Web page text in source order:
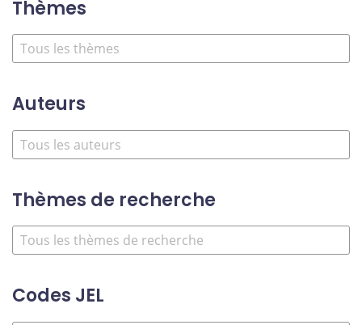
Thèmes
Auteurs
Thèmes de recherche
Codes JEL